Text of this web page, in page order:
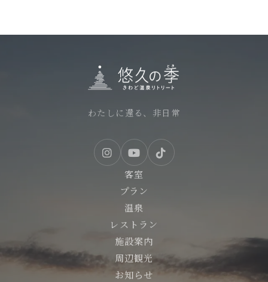
わたしに還る、非日常
客室
プラン
温泉
レストラン
施設案内
周辺観光
お知らせ